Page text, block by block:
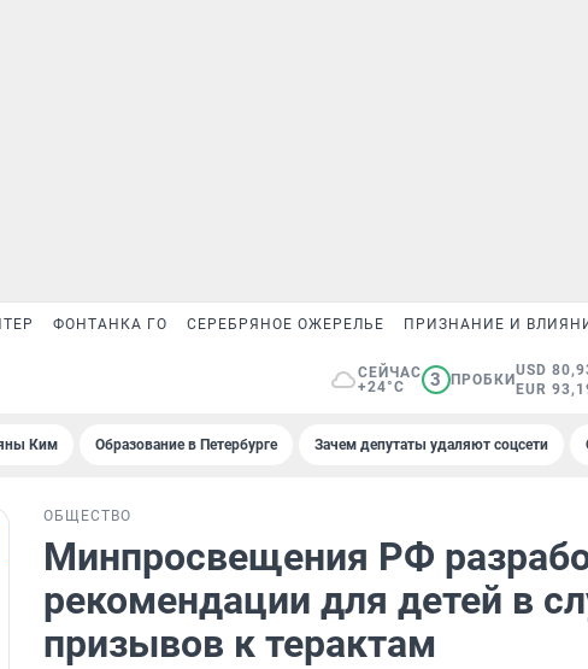
ФОНТАНКА ГО СЕРЕБРЯНОЕ ОЖЕРЕЛЬЕ ПРИЗНАНИЕ И
СЕЙЧАС
+24°C
3 ПРОБКИ
USD
EUR
Ким Образование в Петербурге Зачем депутаты удаляют соцсети
ОБЩЕСТВО
Минпросвещения РФ
рекомендации для детей в
призывов к терактам